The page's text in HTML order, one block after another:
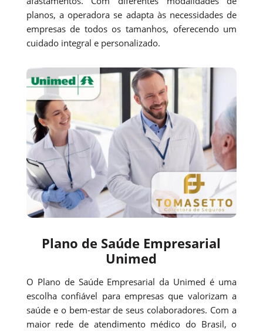
planos, a operadora se adapta às necessidades de
empresas de todos os tamanhos, oferecendo um
cuidado integral e personalizado.
Plano de Saúde Empresarial
Unimed
O Plano de Saúde Empresarial da Unimed é uma
escolha confiável para empresas que valorizam a
saúde e o bem-estar de seus colaboradores. Com a
maior rede de atendimento médico do Brasil, o